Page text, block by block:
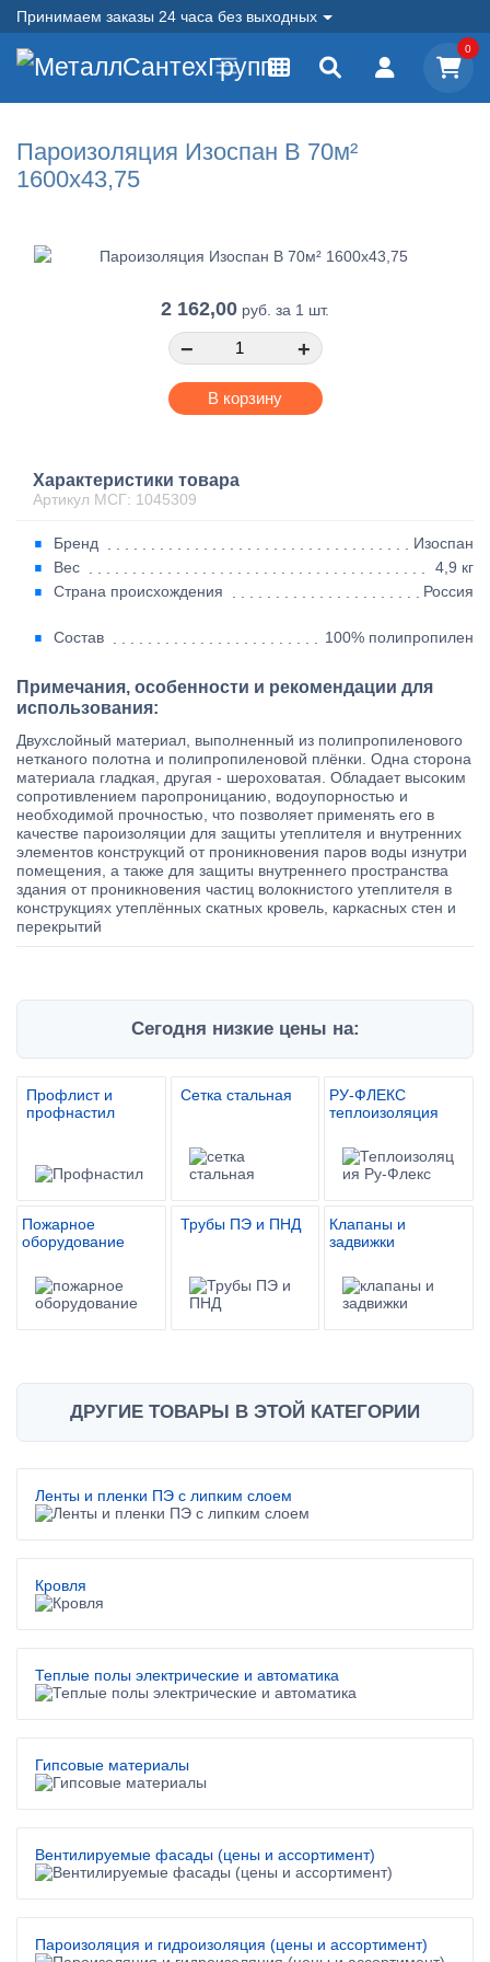
Принимаем заказы 24 часа без выходных
0
Пароизоляция Изоспан В 70м²
1600х43,75
2 162,00 руб. за 1 шт.
− +
В корзину
Характеристики товара
Артикул МСГ: 1045309
Бренд
Изоспан
Вес
4,9 кг
Страна происхождения
Россия
Состав 100% полипропилен
Примечания, особенности и рекомендации для
использования:
Двухслойный материал, выполненный из полипропиленового
нетканого полотна и полипропиленовой плёнки. Одна сторона
материала гладкая, другая - шероховатая. Обладает высоким
сопротивлением паропроницанию, водоупорностью и
необходимой прочностью, что позволяет применять его в
качестве пароизоляции для защиты утеплителя и внутренних
элементов конструкций от проникновения паров воды изнутри
помещения, а также для защиты внутреннего пространства
здания от проникновения частиц волокнистого утеплителя в
конструкциях утеплённых скатных кровель, каркасных стен и
перекрытий
Сегодня низкие цены на:
Профлист и
профнастил
Сетка стальная
РУ-ФЛЕКС
теплоизоляция
Пожарное
оборудование
Трубы ПЭ и ПНД
Клапаны и
задвижки
ДРУГИЕ ТОВАРЫ В ЭТОЙ КАТЕГОРИИ
Ленты и пленки ПЭ с липким слоем
Кровля
Теплые полы электрические и автоматика
Гипсовые материалы
Вентилируемые фасады (цены и ассортимент)
Пароизоляция и гидроизоляция (цены и ассортимент)